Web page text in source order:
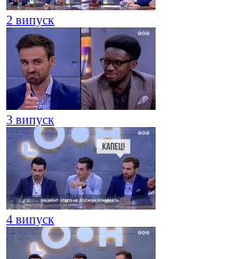
2 випуск
3 випуск
4 випуск